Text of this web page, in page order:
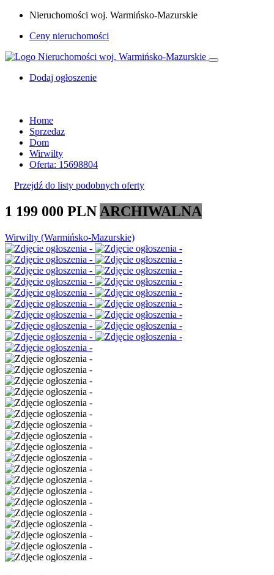
Nieruchomości woj. Warmińsko-Mazurskie
Ceny nieruchomości
Dodaj ogłoszenie
Home
Sprzedaz
Dom
Wirwilty
Oferta: 15698804
Przejdź do listy podobnych oferty
1 199 000 PLN ARCHIWALNA
Wirwilty (Warmińsko-Mazurskie)